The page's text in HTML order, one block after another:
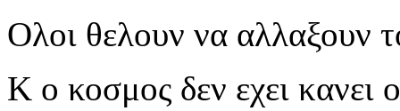
Ολοι θελουν να αλλαξουν
Κ ο κοσμος δεν εχει κανει